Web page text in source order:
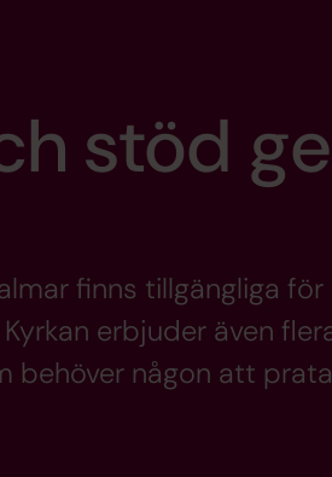
stöd
finns tillgängliga
erbjuder även
behöver någon att